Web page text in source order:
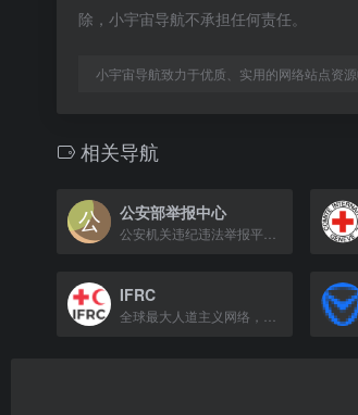
除，小宇宙导航不承担任何责任。
小宇宙导航致力于优质、实用的网络站点资源
相关导航
公安部举报中心
IFRC